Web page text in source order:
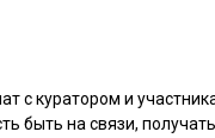
с куратором и
быть на связи,